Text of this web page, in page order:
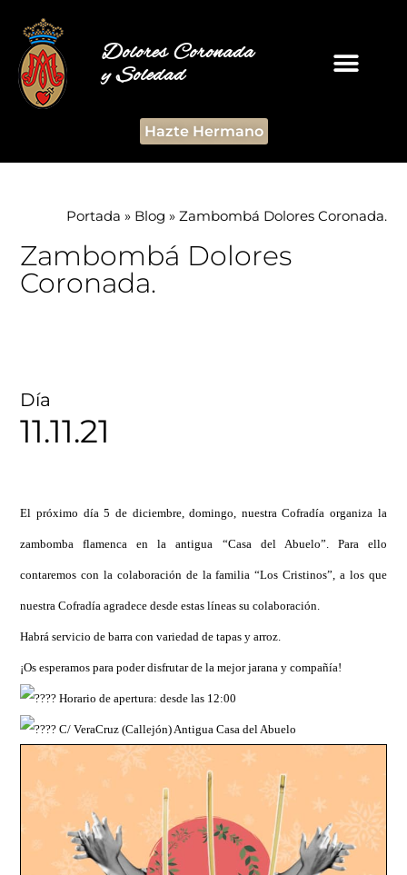
Dolores Coronada
y Soledad
Hazte Hermano
Portada » Blog » Zambombá Dolores Coronada.
Zambombá Dolores
Coronada.
Día
11.11.21
El próximo día 5 de diciembre, domingo, nuestra Cofradía organiza la
zambomba flamenca en la antigua “Casa del Abuelo”. Para ello
contaremos con la colaboración de la familia “Los Cristinos”, a los que
nuestra Cofradía agradece desde estas líneas su colaboración.
Habrá servicio de barra con variedad de tapas y arroz.
¡Os esperamos para poder disfrutar de la mejor jarana y compañía!
Horario de apertura: desde las 12:00
C/ VeraCruz (Callejón) Antigua Casa del Abuelo